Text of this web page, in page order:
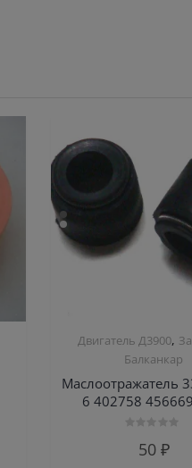
Двигатель Д3900,
Балканкар
Маслоотражатель
6 402758
50 ₽